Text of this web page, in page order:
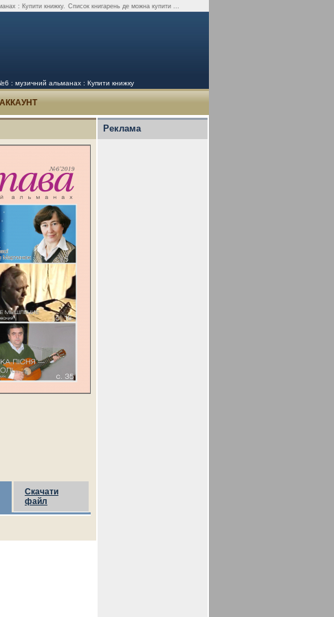
: Купити книжку. Список книгарень де можна купити ...
: музичний альманах : Купити книжку
Скачати
файл
Реклама